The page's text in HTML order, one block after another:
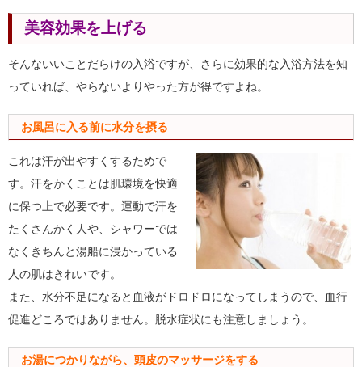
美容効果を上げる
そんないいことだらけの入浴ですが、さらに効果的な入浴方法を知
っていれば、やらないよりやった方が得ですよね。
お風呂に入る前に水分を摂る
これは汗が出やすくするためで
す。汗をかくことは肌環境を快適
に保つ上で必要です。運動で汗を
たくさんかく人や、シャワーでは
なくきちんと湯船に浸かっている
人の肌はきれいです。
また、水分不足になると血液がドロドロになってしまうので、血行
促進どころではありません。脱水症状にも注意しましょう。
お湯につかりながら、頭皮のマッサージをする